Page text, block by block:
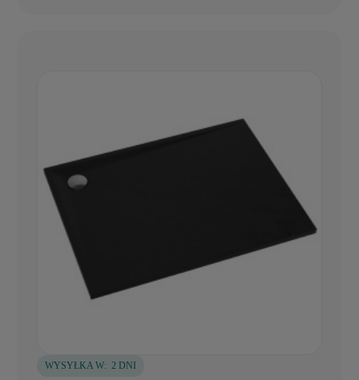
WYSYŁKA W: 2 DNI